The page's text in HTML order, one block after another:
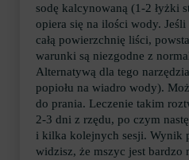
sodę kalcynowaną (1-2 łyżki
opiera się na ilości wody.
całą powierzchnię liści,
warunki są niezgodne z
Alternatywą dla tego
popiołu na wiadro wody).
do prania. Leczenie takim
2-3 dni z rzędu, po czym
i kilka kolejnych sesji. Wynik
widzisz, że mszyc jest bardzo